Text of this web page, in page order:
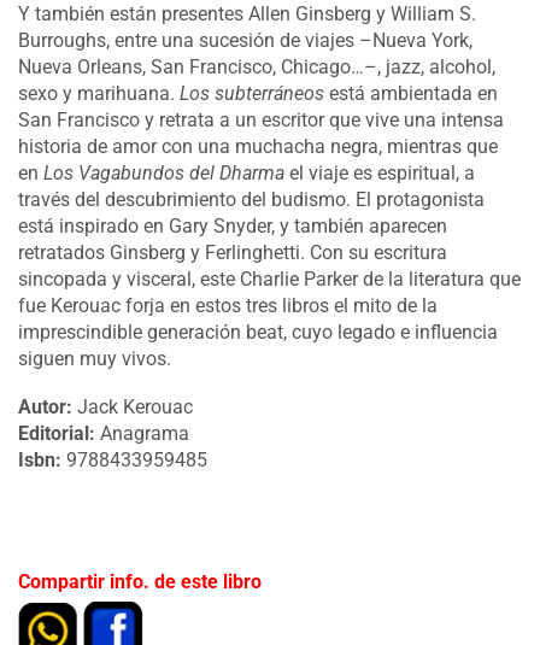
Y también están presentes Allen Ginsberg y William S.
Burroughs, entre una sucesión de viajes –Nueva York,
Nueva Orleans, San Francisco, Chicago…–, jazz, alcohol,
sexo y marihuana. Los subterráneos está ambientada en
San Francisco y retrata a un escritor que vive una intensa
historia de amor con una muchacha negra, mientras que
en Los Vagabundos del Dharma el viaje es espiritual, a
través del descubrimiento del budismo. El protagonista
está inspirado en Gary Snyder, y también aparecen
retratados Ginsberg y Ferlinghetti. Con su escritura
sincopada y visceral, este Charlie Parker de la literatura que
fue Kerouac forja en estos tres libros el mito de la
imprescindible generación beat, cuyo legado e influencia
siguen muy vivos.
Autor: Jack Kerouac
Editorial: Anagrama
Isbn: 9788433959485
Compartir info. de este libro